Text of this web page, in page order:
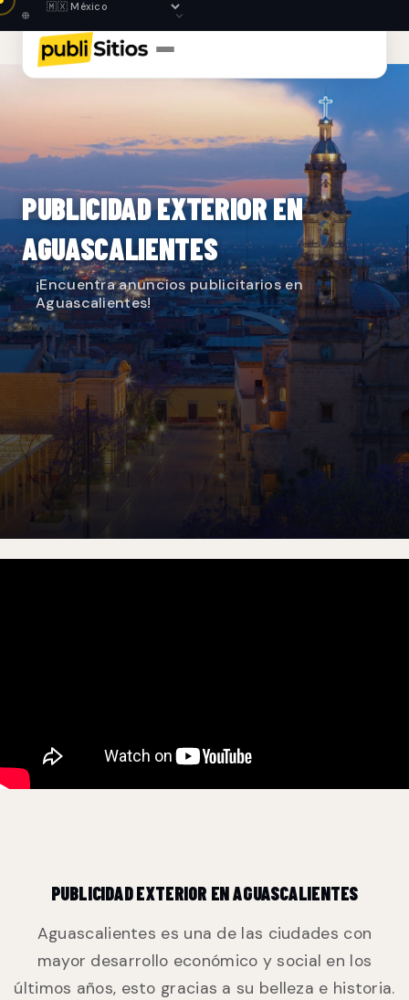
PUBLICIDAD EXTERIOR EN
AGUASCALIENTES
¡Encuentra anuncios publicitarios en
Aguascalientes!
PUBLICIDAD EXTERIOR EN AGUASCALIENTES
Aguascalientes es una de las ciudades con
mayor desarrollo económico y social en los
últimos años, esto gracias a su belleza e historia.